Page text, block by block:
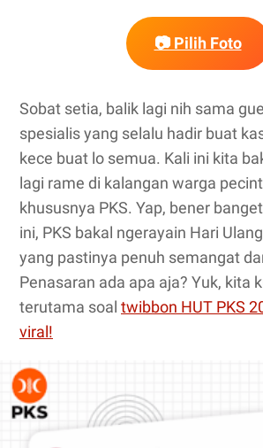
📷 Pilih Foto
Sobat setia, balik lagi nih sama
spesialis yang selalu hadir buat
kece buat lo semua. Kali ini kita
lagi rame di kalangan warga
khususnya PKS. Yap, bener
ini, PKS bakal ngerayain Hari
yang pastinya penuh semangat
Penasaran ada apa aja? Yuk, kita
terutama soal twibbon HUT PKS
viral!